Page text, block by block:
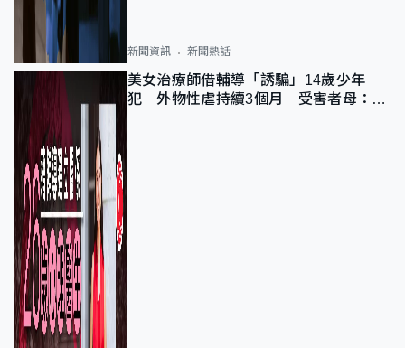
新聞資訊 新聞熱話
美女治療師借輔導「誘騙」14歲少年
犯 外物性虐持續3個月 受害者母：要